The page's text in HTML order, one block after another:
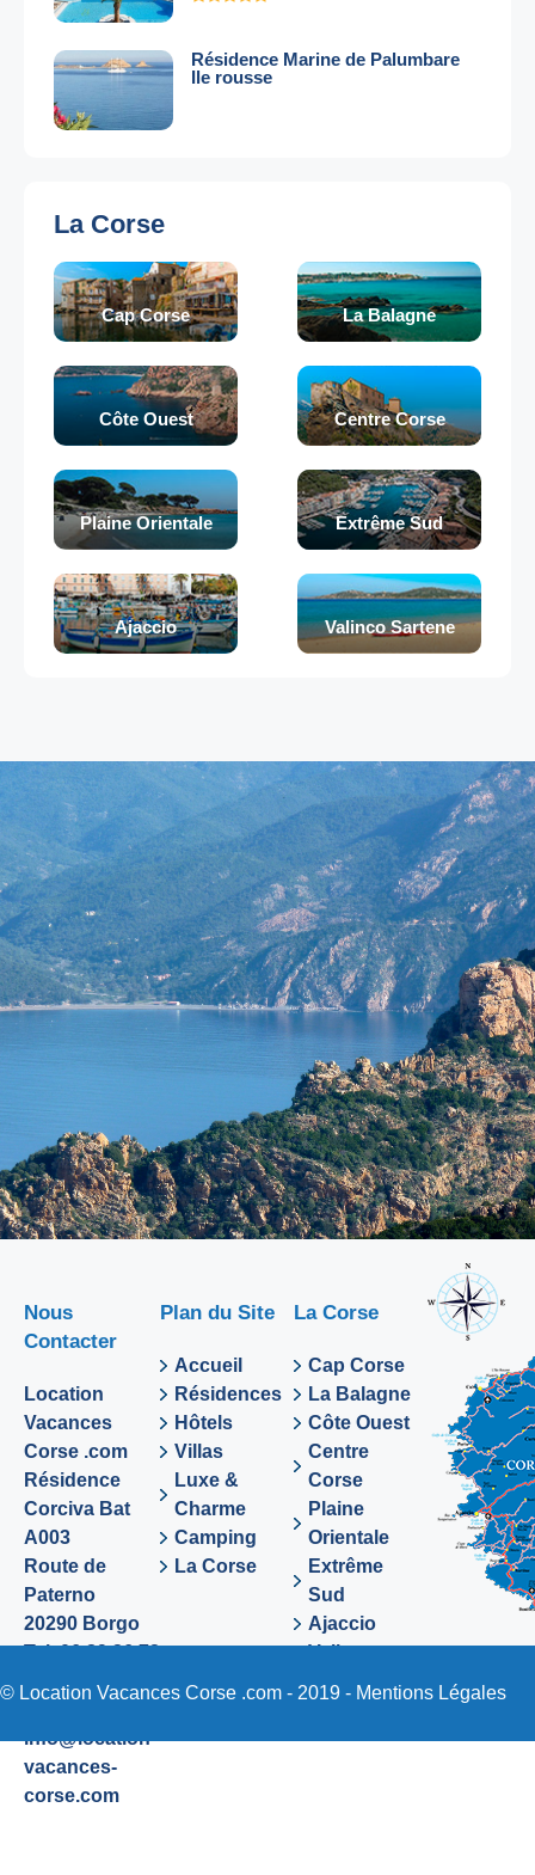
Résidence Marine de Palumbare
Ile rousse
La Corse
Cap Corse La Balagne
Côte Ouest Centre Corse
Plaine Orientale Extrême Sud
Ajaccio Valinco Sartene
Nous
Contacter
Location
Vacances
Corse .com
Résidence
Corciva Bat
A003
Route de
Paterno
20290 Borgo
Tel. 06 89 36 72
info@location-
vacances-
corse.com
Plan du Site
Accueil
Résidences
Hôtels
Villas
Luxe &
Charme
Camping
La Corse
La Corse
Cap Corse
La Balagne
Côte Ouest
Centre
Corse
Plaine
Orientale
Extrême
Sud
Ajaccio
Valinco
Sartene
© Location Vacances Corse .com - 2019 - Mentions Légales